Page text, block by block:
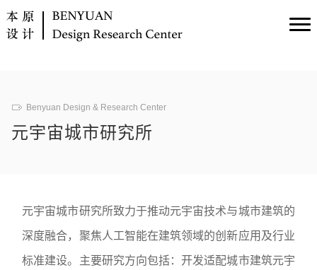
Benyuan Design & Research Center
元宇宙城市研究所
元宇宙城市研究所致力于推动元宇宙技术与城市建筑的
深度融合，聚焦人工智能在建筑领域的创新应用及行业
标准建设。主要研究方向包括：开发适配城市建筑元宇